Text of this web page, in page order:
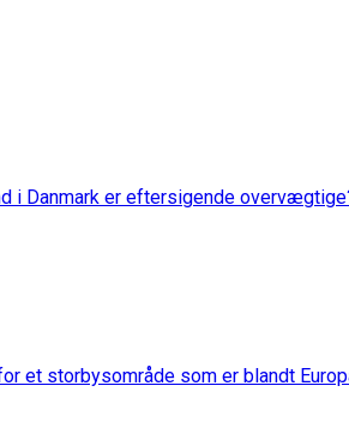
i Danmark er eftersigende
et storbysområde som er blandt